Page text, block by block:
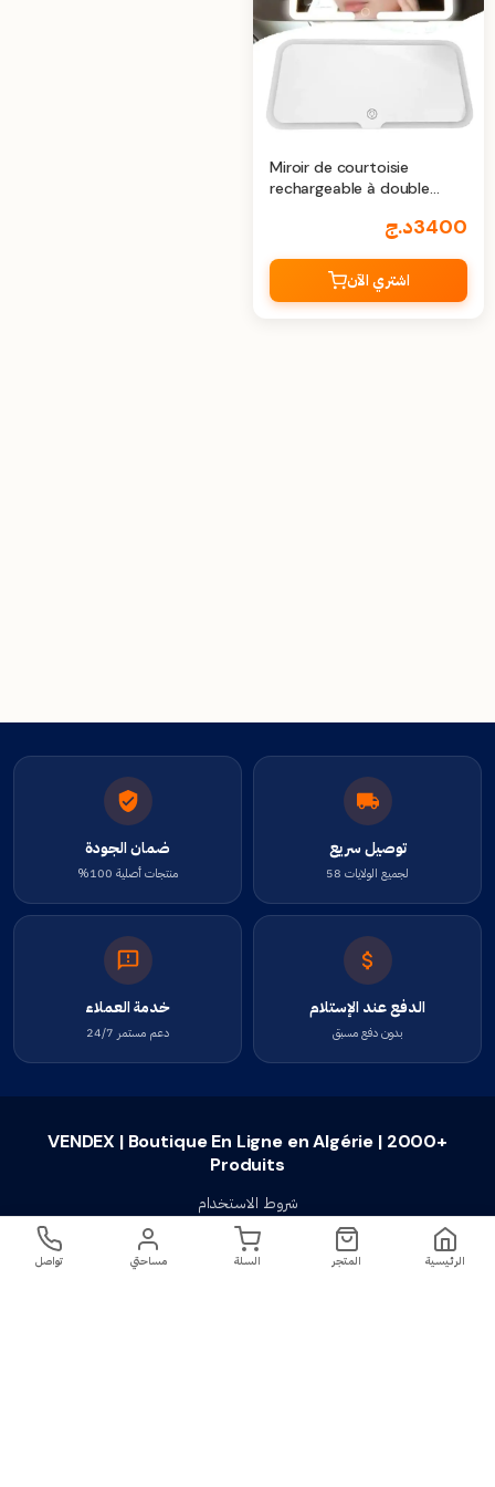
Miroir de courtoisie
rechargeable à double
LED pour voiture
3400د.ج
اشتري الآن
توصيل سريع
لجميع الولايات 58
ضمان الجودة
منتجات أصلية 100%
الدفع عند الإستلام
بدون دفع مسبق
خدمة العملاء
دعم مستمر 24/7
VENDEX | Boutique En Ligne en Algérie | 2000+
Produits
شروط الاستخدام
سياسة الخصوصية
سياسة الإستبدال والإسترجاع
الرئيسية المتجر السلة مساحتي تواصل